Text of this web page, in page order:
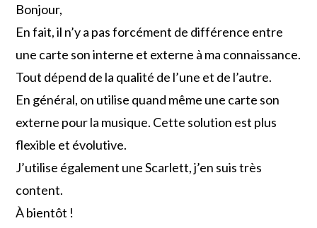
Bonjour,
En fait, il n’y a pas forcément de différence entre
une carte son interne et externe à ma connaissance.
Tout dépend de la qualité de l’une et de l’autre.
En général, on utilise quand même une carte son
externe pour la musique. Cette solution est plus
flexible et évolutive.
J’utilise également une Scarlett, j’en suis très
content.
À bientôt !